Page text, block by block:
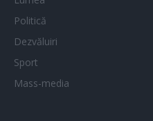
Politică
Dezvăluiri
Sport
Mass-media